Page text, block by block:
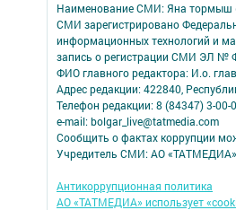
Наименование СМИ: Яна тормыш
СМИ зарегистрировано
информационных технологий и
запись о регистрации СМИ ЭЛ №
ФИО главного редактора: И.о.
Адрес редакции: 422840,
Телефон редакции: 8 (84347) 3-00-
e-mail: bolgar_live@tatmedia.com
Сообщить о фактах коррупции
Учредитель СМИ: АО «ТАТМЕДИА»
Антикоррупционная политика
АО «ТАТМЕДИА» использует